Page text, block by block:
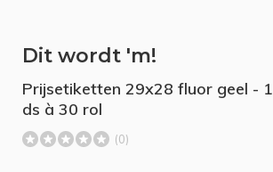
Dit wordt 'm!
Prijsetiketten 29x28 fluor geel - 1
ds à 30 rol
(0)